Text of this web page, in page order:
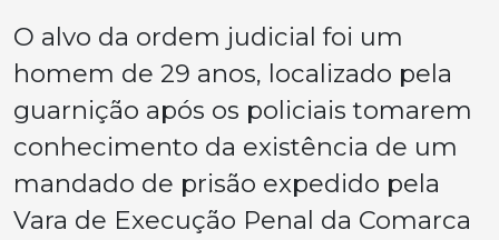
O alvo da ordem judicial foi um
homem de 29 anos, localizado pela
guarnição após os policiais tomarem
conhecimento da existência de um
mandado de prisão expedido pela
Vara de Execução Penal da Comarca